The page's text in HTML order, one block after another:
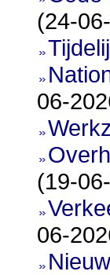
(24-
06-
(19-
06-